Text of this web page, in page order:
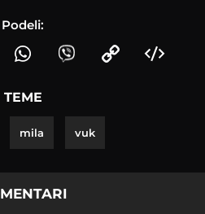
Podeli:
TEME
mila vuk